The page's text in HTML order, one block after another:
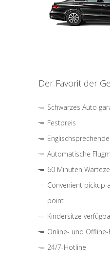
Der Favorit der
Schwarzes Auto
Festpreis
Automatische
60 Minuten
Convenient pickup
point
Kindersitze
Online- und Offline-
24/7-Hotline